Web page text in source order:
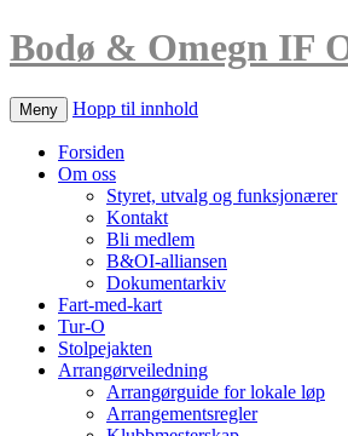
Bodø & Omegn IF
Meny Hopp til innhold
Forsiden
Om oss
Styret, utvalg og funksjonærer
Kontakt
Bli medlem
B&OI-alliansen
Dokumentarkiv
Fart-med-kart
Tur-O
Stolpejakten
Arrangørveiledning
Arrangørguide for lokale løp
Arrangementsregler